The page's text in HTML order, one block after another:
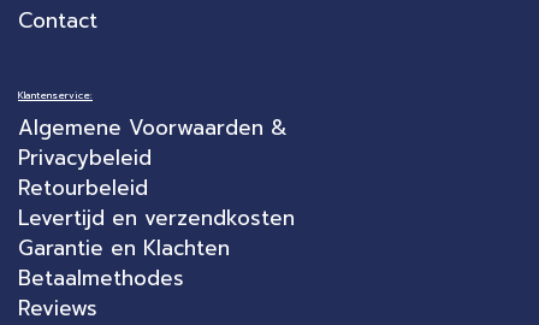
Contact
Klantenservice:
Algemene Voorwaarden &
Privacybeleid
Retourbeleid
Levertijd en verzendkosten
Garantie en Klachten
Betaalmethodes
Reviews